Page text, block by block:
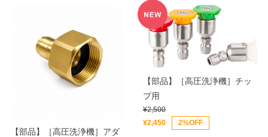
【部品】［高圧洗浄機］アダ
【部品】［高圧洗浄機］チッ
プ用
¥2,500
¥2,450
2%OFF